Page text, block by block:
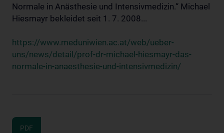
Normale in Anästhesie und Intensivmedizin.“ Michael
Hiesmayr bekleidet seit 1. 7. 2008...
https://www.meduniwien.ac.at/web/ueber-
uns/news/detail/prof-dr-michael-hiesmayr-das-
normale-in-anaesthesie-und-intensivmedizin/
PDF